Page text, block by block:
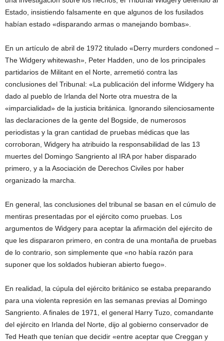
Estado, insistiendo falsamente en que algunos de los fusilados
habían estado «disparando armas o manejando bombas».
En un artículo de abril de 1972 titulado «Derry murders condoned –
The Widgery whitewash», Peter Hadden, uno de los principales
partidarios de Militant en el Norte, arremetió contra las
conclusiones del Tribunal: «La publicación del informe Widgery ha
dado al pueblo de Irlanda del Norte otra muestra de la
«imparcialidad» de la justicia británica. Ignorando silenciosamente
las declaraciones de la gente del Bogside, de numerosos
periodistas y la gran cantidad de pruebas médicas que las
corroboran, Widgery ha atribuido la responsabilidad de las 13
muertes del Domingo Sangriento al IRA por haber disparado
primero, y a la Asociación de Derechos Civiles por haber
organizado la marcha.
En general, las conclusiones del tribunal se basan en el cúmulo de
mentiras presentadas por el ejército como pruebas. Los
argumentos de Widgery para aceptar la afirmación del ejército de
que les dispararon primero, en contra de una montaña de pruebas
de lo contrario, son simplemente que «no había razón para
suponer que los soldados hubieran abierto fuego».
En realidad, la cúpula del ejército británico se estaba preparando
para una violenta represión en las semanas previas al Domingo
Sangriento. A finales de 1971, el general Harry Tuzo, comandante
del ejército en Irlanda del Norte, dijo al gobierno conservador de
Ted Heath que tenían que decidir «entre aceptar que Creggan y